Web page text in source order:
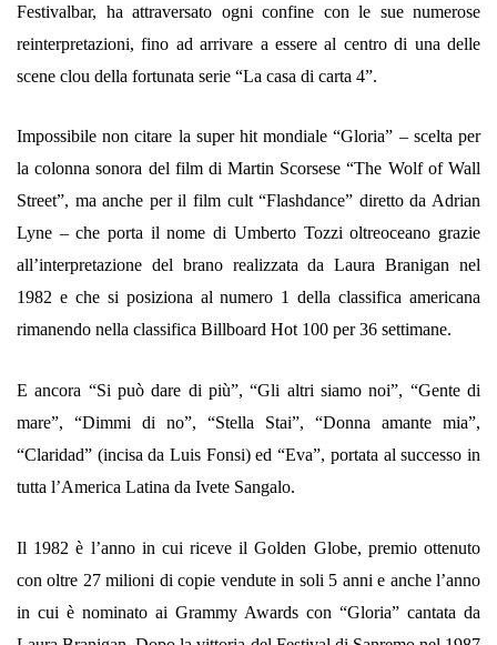
Festivalbar, ha attraversato ogni confine con le sue numerose
reinterpretazioni, fino ad arrivare a essere al centro di una delle
scene clou della fortunata serie “La casa di carta 4”.
Impossibile non citare la super hit mondiale “Gloria” – scelta per
la colonna sonora del film di Martin Scorsese “The Wolf of Wall
Street”, ma anche per il film cult “Flashdance” diretto da Adrian
Lyne – che porta il nome di Umberto Tozzi oltreoceano grazie
all’interpretazione del brano realizzata da Laura Branigan nel
1982 e che si posiziona al numero 1 della classifica americana
rimanendo nella classifica Billboard Hot 100 per 36 settimane.
E ancora “Si può dare di più”, “Gli altri siamo noi”, “Gente di
mare”, “Dimmi di no”, “Stella Stai”, “Donna amante mia”,
“Claridad” (incisa da Luis Fonsi) ed “Eva”, portata al successo in
tutta l’America Latina da Ivete Sangalo.
Il 1982 è l’anno in cui riceve il Golden Globe, premio ottenuto
con oltre 27 milioni di copie vendute in soli 5 anni e anche l’anno
in cui è nominato ai Grammy Awards con “Gloria” cantata da